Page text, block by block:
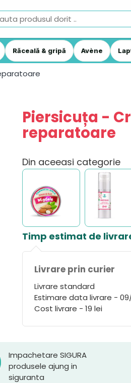
Răceală & gripă Avène
Piersicuța -
reparatoare
Din aceeasi categorie
Timp estimat de
Livrare prin curier
Livrare standard
Estimare data livrare -
Cost livrare - 19 lei
Impachetare SIGURA
produsele ajung in
siguranta